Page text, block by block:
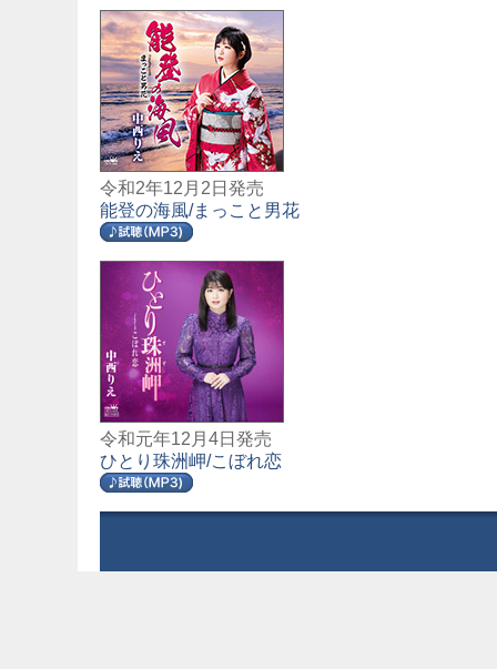
令和2年12月2日発売
能登の海風/まっこと男花
令和元年12月4日発売
ひとり珠洲岬/こぼれ恋